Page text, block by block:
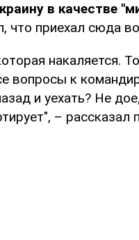
в качестве
что приехал сюда
накаляется.
вопросы к
и уехать? Не
– рассказал